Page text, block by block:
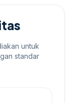
untuk
standar